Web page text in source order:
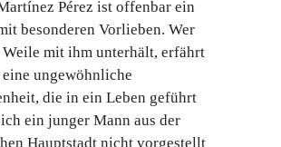
Pérez ist offenbar ein
besonderen Vorlieben. Wer
Weile mit ihm unterhält, erfährt
ungewöhnliche
die in ein Leben geführt
ein junger Mann aus der
Hauptstadt nicht vorgestellt